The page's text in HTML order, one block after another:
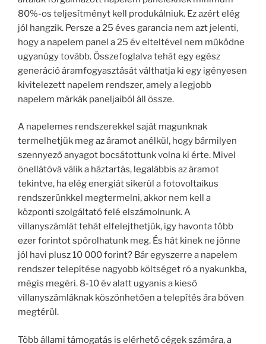
80%-os teljesítményt kell produkálniuk. Ez azért elég
jól hangzik. Persze a 25 éves garancia nem azt jelenti,
hogy a napelem panel a 25 év elteltével nem működne
ugyanúgy tovább. Összefoglalva tehát egy egész
generáció áramfogyasztását válthatja ki egy igényesen
kivitelezett napelem rendszer, amely a legjobb
napelem márkák paneljaiból áll össze.
A napelemes rendszerekkel saját magunknak
termelhetjük meg az áramot anélkül, hogy bármilyen
szennyező anyagot bocsátottunk volna ki érte. Mivel
önellátóvá válik a háztartás, legalábbis az áramot
tekintve, ha elég energiát sikerül a fotovoltaikus
rendszerünkkel megtermelni, akkor nem kell a
központi szolgáltató felé elszámolnunk. A
villanyszámlát tehát elfelejthetjük, így havonta több
ezer forintot spórolhatunk meg. És hát kinek ne jönne
jól havi plusz 10 000 forint? Bár egyszerre a napelem
rendszer telepítése nagyobb költséget ró a nyakunkba,
mégis megéri. 8-10 év alatt ugyanis a kieső
villanyszámláknak köszönhetően a telepítés ára bőven
megtérül.
Több állami támogatás is elérhető cégek számára, a